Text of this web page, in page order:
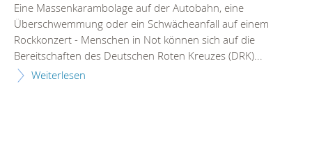
Eine Massenkarambolage auf der Autobahn, eine
Überschwemmung oder ein Schwächeanfall auf einem
Rockkonzert - Menschen in Not können sich auf die
Bereitschaften des Deutschen Roten Kreuzes (DRK)...
Weiterlesen